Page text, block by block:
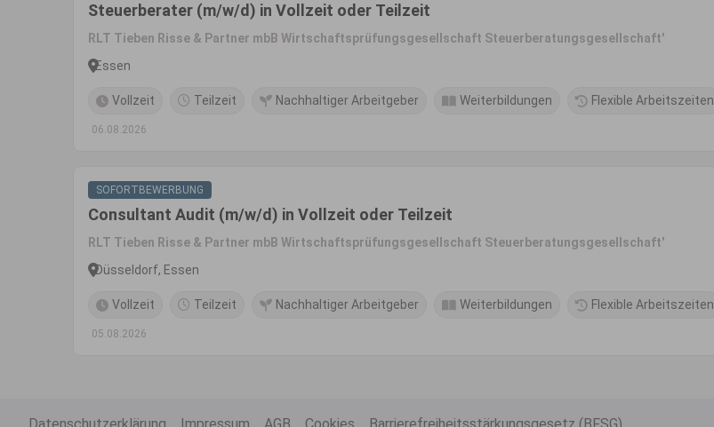
Steuerberater (m/w/d) in Vollzeit oder Teilzeit
RLT Tieben Risse & Partner mbB Wirtschaftsprüfungsgesellschaft Steuerberatungsgesellschaft'
Essen
Vollzeit Teilzeit Nachhaltiger Arbeitgeber Weiterbildungen Flexible Arbeitszeiten
06.08.2026
SOFORTBEWERBUNG
Consultant Audit (m/w/d) in Vollzeit oder Teilzeit
RLT Tieben Risse & Partner mbB Wirtschaftsprüfungsgesellschaft Steuerberatungsgesellschaft'
Düsseldorf, Essen
Vollzeit Teilzeit Nachhaltiger Arbeitgeber Weiterbildungen Flexible Arbeitszeiten
05.08.2026